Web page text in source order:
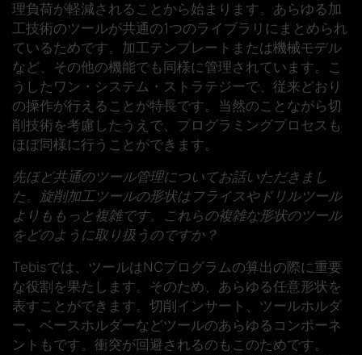
理負荷が軽減されることから始まります。あらゆる加
工技術のツールが共通の1つのライブラリにまとめられ
ているためです。加工テンプレートまたは機械モデル
など、その他の機能でも同様に管理されています。こ
うしたワン・システム・ストラテジーで、従来どおり
の操作が行えることが特長です。当然のことながら切
削技術を考慮したうえで、プログラミングプロセスも
ほぼ同様に行うことができます。
先ほど共通のツール管理についてお話いただきまし
た。旋削加工ツールの形状はフライスやドリルツール
よりももっと複雑です。これらの複雑な形状のツール
をどのように取り扱うのですか？
Tebisでは、ツールはNCプログラムの算出の際に重要
な役割を果たします。そのため、あらゆる任意形状を
表すことができます。切削インサート、ツールホルダ
ー、ベースホルダーなどツールのあらゆるコンポーネ
ントもです。衝突が回避されるのもこのためです。